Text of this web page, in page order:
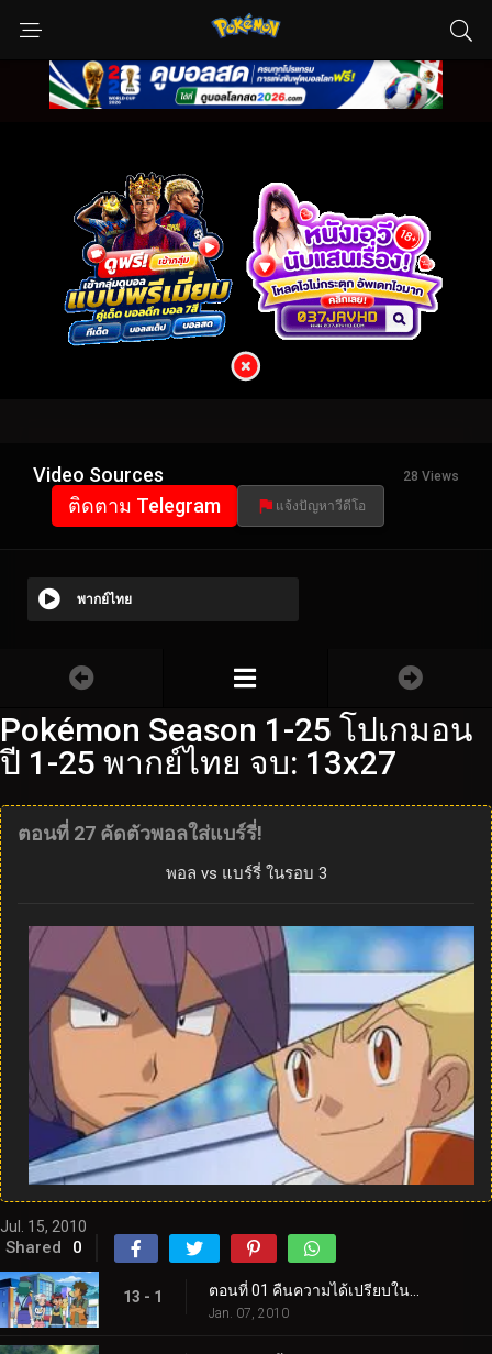
Video Sources 28 Views
ติดตาม Telegram แจ้งปัญหาวีดีโอ
พากย์ไทย
Pokémon Season 1-25 โปเกมอน
ปี 1-25 พากย์ไทย จบ: 13x27
ตอนที่ 27 คัดตัวพอลใส่แบร์รี่!
พอล vs แบร์รี่ ในรอบ 3
Jul. 15, 2010
Shared 0
13 - 1
Jan. 07, 2010